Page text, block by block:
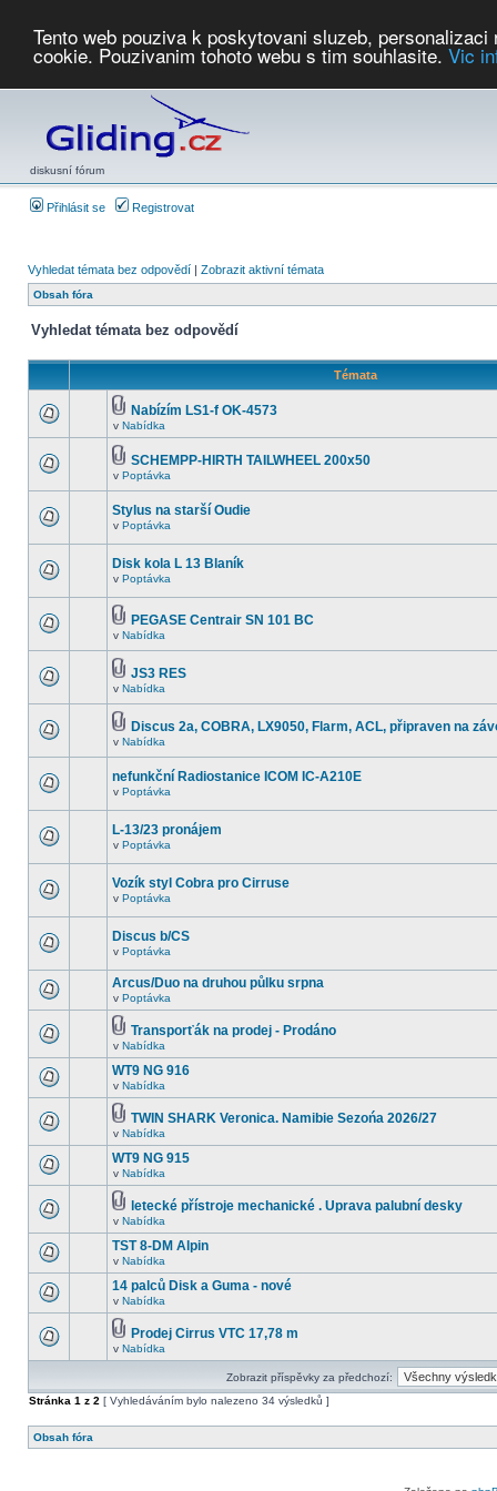
Tento web pouziva k poskytovani sluzeb,
cookie. Pouzivanim tohoto webu s tim souhlasite. Vic
diskusní fórum
Přihlásit se Registrovat
Vyhledat témata bez odpovědí | Zobrazit aktivní témata
Obsah fóra
Vyhledat témata bez odpovědí
Témata
Nabízím LS1-f OK-4573
v Nabídka
SCHEMPP-HIRTH TAILWHEEL 200x50
v Poptávka
Stylus na starší Oudie
v Poptávka
Disk kola L 13 Blaník
v Poptávka
PEGASE Centrair SN 101 BC
v Nabídka
JS3 RES
v Nabídka
Discus 2a, COBRA, LX9050, Flarm, ACL, připraven na
v Nabídka
nefunkční Radiostanice ICOM IC-A210E
v Poptávka
L-13/23 pronájem
v Poptávka
Vozík styl Cobra pro Cirruse
v Poptávka
Discus b/CS
v Poptávka
Arcus/Duo na druhou půlku srpna
v Poptávka
Transporťák na prodej - Prodáno
v Nabídka
WT9 NG 916
v Nabídka
TWIN SHARK Veronica. Namibie Sezońa 2026/27
v Nabídka
WT9 NG 915
v Nabídka
letecké přístroje mechanické . Uprava palubní desky
v Nabídka
TST 8-DM Alpin
v Nabídka
14 palců Disk a Guma - nové
v Nabídka
Prodej Cirrus VTC 17,78 m
v Nabídka
Zobrazit příspěvky za předchozí:
Stránka 1 z 2 [ Vyhledáváním bylo nalezeno 34 výsledků ]
Obsah fóra